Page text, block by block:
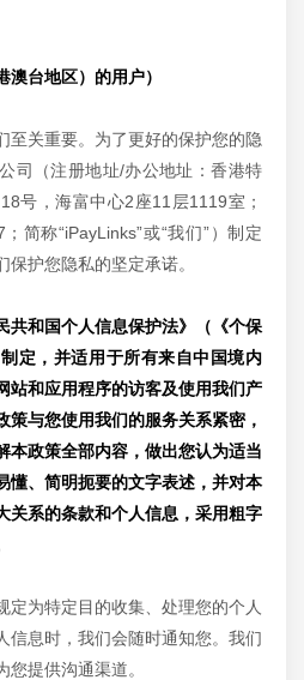
澳台地区）的用户）
至关重要。为了更好的保护您的隐
司（注册地址/办公地址：香港特
号，海富中心2座11层1119室；
简称“iPayLinks”或“我们”）制定
护您隐私的坚定承诺。
共和国个人信息保护法》（《个保
定，并适用于所有来自中国境内
站和应用程序的访客及使用我们产
策与您使用我们的服务关系紧密，
本政策全部内容，做出您认为适当
懂、简明扼要的文字表述，并对本
关系的条款和个人信息，采用粗字
定为特定目的收集、处理您的个人
信息时，我们会随时通知您。我们
提供沟通渠道。